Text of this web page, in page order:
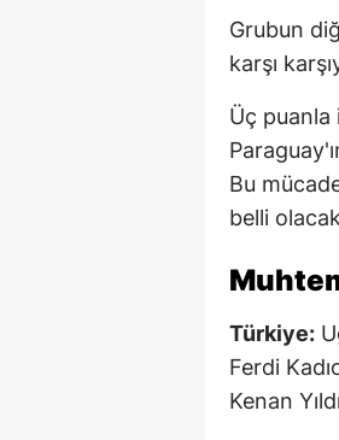
Grubun
karşı
Üç puanla
Bu
belli
Türkiye:
Ferdi
Kenan